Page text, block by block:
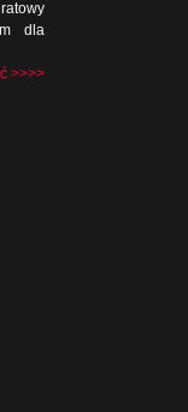
dla
>>>>